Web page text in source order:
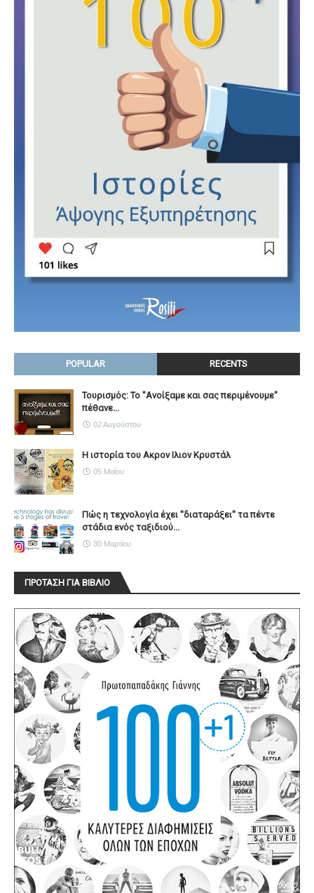
POPULAR RECENTS
Τουρισμός: Το "Ανοίξαμε και σας περιμένουμε"
πέθανε...
02 Αυγούστου
Η ιστορία του Ακρον Ιλιον Κρυστάλ
05 Μαΐου
Πώς η τεχνολογία έχει ''διαταράξει'' τα πέντε
στάδια ενός ταξιδιού...
30 Μαρτίου
ΠΡΟΤΑΣΗ ΓΙΑ ΒΙΒΛΙΟ